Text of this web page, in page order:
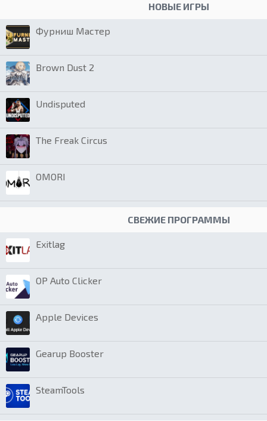
НОВЫЕ ИГРЫ
Фурниш Мастер
Brown Dust 2
Undisputed
The Freak Circus
OMORI
СВЕЖИЕ ПРОГРАММЫ
Exitlag
OP Auto Clicker
Apple Devices
Gearup Booster
SteamTools